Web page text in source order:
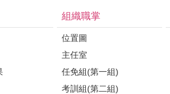
組織職掌
位置圖
主任室
任免組(第一組)
考訓組(第二組)